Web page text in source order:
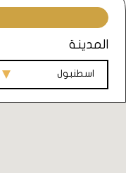
المدينة
اسطنبول